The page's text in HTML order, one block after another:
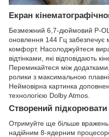
Екран
Безмежний 6,7-дюймовий P-
оновлення 144 Гц забезпечує
комфорт. Насолоджуйтеся
відтінками, які відповідають
Перемикайтеся між додатками,
ролики з максимальною
Неймовірна картинка
технологією Dolby Atmos.
Створений підкорювати
Отримуйте ще більше вражень
надійним 8-ядерним